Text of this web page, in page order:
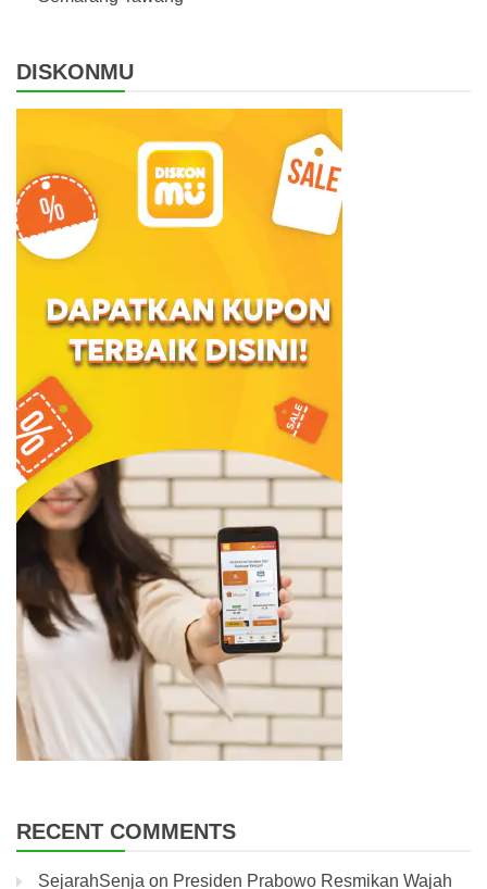
DISKONMU
RECENT COMMENTS
SejarahSenja on Presiden Prabowo Resmikan Wajah